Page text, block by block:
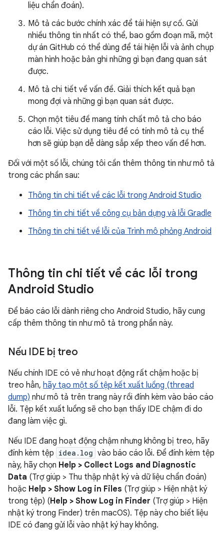
liệu chẩn đoán).
Mô tả các bước chính xác để tái hiện sự cố. Gửi
nhiều thông tin nhất có thể, bao gồm đoạn mã, một
dự án GitHub có thể dùng để tái hiện lỗi và ảnh chụp
màn hình hoặc bản ghi những gì bạn đang quan sát
được.
Mô tả chi tiết về vấn đề. Giải thích kết quả bạn
mong đợi và những gì bạn quan sát được.
Chọn một tiêu đề mang tính chất mô tả cho báo
cáo lỗi. Việc sử dụng tiêu đề có tính mô tả cụ thể
hơn sẽ giúp bạn dễ dàng sắp xếp theo vấn đề hơn.
Đối với một số lỗi, chúng tôi cần thêm thông tin như mô tả
trong các phần sau:
Thông tin chi tiết về các lỗi trong Android Studio
Thông tin chi tiết về công cụ bản dựng và lỗi Gradle
Thông tin chi tiết về lỗi của Trình mô phỏng Android
Thông tin chi tiết về các lỗi trong
Android Studio
Để báo cáo lỗi dành riêng cho Android Studio, hãy cung
cấp thêm thông tin như mô tả trong phần này.
Nếu IDE bị treo
Nếu chính IDE có vẻ như hoạt động rất chậm hoặc bị
treo hẳn, hãy tạo một số tệp kết xuất luồng (thread
dump) như mô tả trên trang này rồi đính kèm vào báo cáo
lỗi. Tệp kết xuất luồng sẽ cho bạn thấy IDE chậm đi do
đang làm việc gì.
Nếu IDE đang hoạt động chậm nhưng không bị treo, hãy
đính kèm tệp idea.log vào báo cáo lỗi. Để đính kèm tệp
này, hãy chọn Help > Collect Logs and Diagnostic
Data (Trợ giúp > Thu thập nhật ký và dữ liệu chẩn đoán)
hoặc Help > Show Log in Files (Trợ giúp > Hiện nhật ký
trong tệp) (Help > Show Log in Finder (Trợ giúp > Hiện
nhật ký trong Finder) trên macOS). Tệp này cho biết liệu
IDE có đang gửi lỗi vào nhật ký hay không.